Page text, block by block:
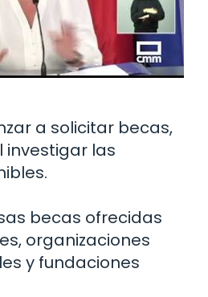
a solicitar becas,
las
becas ofrecidas
organizaciones
y fundaciones